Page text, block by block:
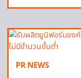
PR NEWS